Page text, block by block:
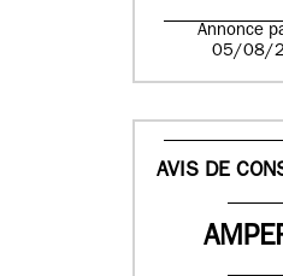
Annonce
05/08/
AVIS DE